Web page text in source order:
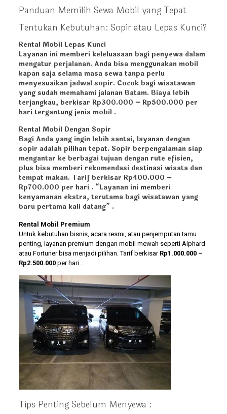
Panduan Memilih Sewa Mobil yang Tepat
Tentukan Kebutuhan: Sopir atau Lepas Kunci?
Rental Mobil Lepas Kunci
Layanan ini memberi keleluasaan bagi penyewa dalam
mengatur perjalanan. Anda bisa menggunakan mobil
kapan saja selama masa sewa tanpa perlu
menyesuaikan jadwal sopir. Cocok bagi wisatawan
yang sudah memahami jalanan Batam. Biaya lebih
terjangkau, berkisar Rp300.000 – Rp500.000 per
hari tergantung jenis mobil .
Rental Mobil Dengan Sopir
Bagi Anda yang ingin lebih santai, layanan dengan
sopir adalah pilihan tepat. Sopir berpengalaman siap
mengantar ke berbagai tujuan dengan rute efisien,
plus bisa memberi rekomendasi destinasi wisata dan
tempat makan. Tarif berkisar Rp400.000 –
Rp700.000 per hari . “Layanan ini memberi
kenyamanan ekstra, terutama bagi wisatawan yang
baru pertama kali datang” .
Rental Mobil Premium
Untuk kebutuhan bisnis, acara resmi, atau penjemputan tamu
penting, layanan premium dengan mobil mewah seperti Alphard
atau Fortuner bisa menjadi pilihan. Tarif berkisar Rp1.000.000 –
Rp2.500.000per hari .
Tips Penting Sebelum Menyewa :